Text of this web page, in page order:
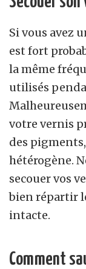
Si vous avez
est fort
la même
utilisés
votre vernis
des
hétérogène.
secouer vos
bien répartir
intacte.
Comment